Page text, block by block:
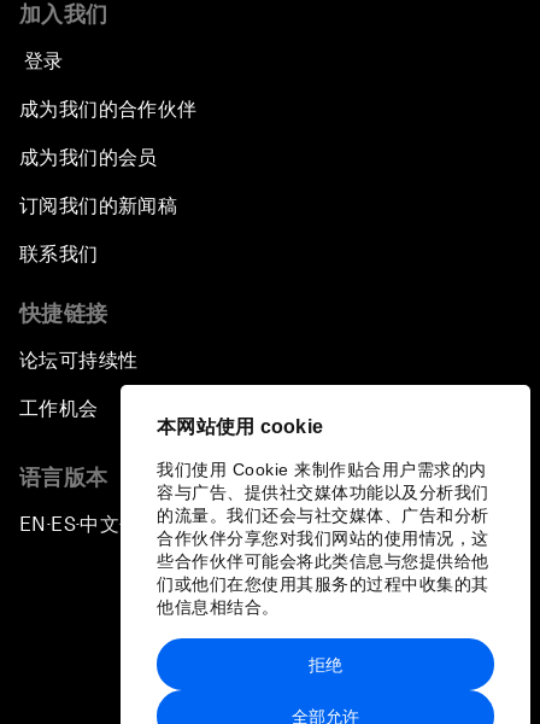
本网站使用 cookie
我们使用 Cookie 来制作贴合用户需求的内
容与广告、提供社交媒体功能以及分析我们
的流量。我们还会与社交媒体、广告和分析
合作伙伴分享您对我们网站的使用情况，这
些合作伙伴可能会将此类信息与您提供给他
们或他们在您使用其服务的过程中收集的其
他信息相结合。
全部允许
拒绝
加入我们
登录
成为我们的合作伙伴
成为我们的会员
订阅我们的新闻稿
联系我们
快捷链接
论坛可持续性
工作机会
语言版本
EN ▪ES▪中文▪ 日本語